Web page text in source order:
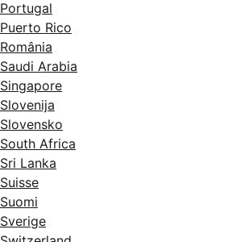
Portugal
Puerto Rico
România
Saudi Arabia
Singapore
Slovenija
Slovensko
South Africa
Sri Lanka
Suisse
Suomi
Sverige